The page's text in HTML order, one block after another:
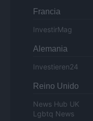
Francia
InvestirMag
Alemania
Investieren24
Reino Unido
News Hub UK
Lgbtq News